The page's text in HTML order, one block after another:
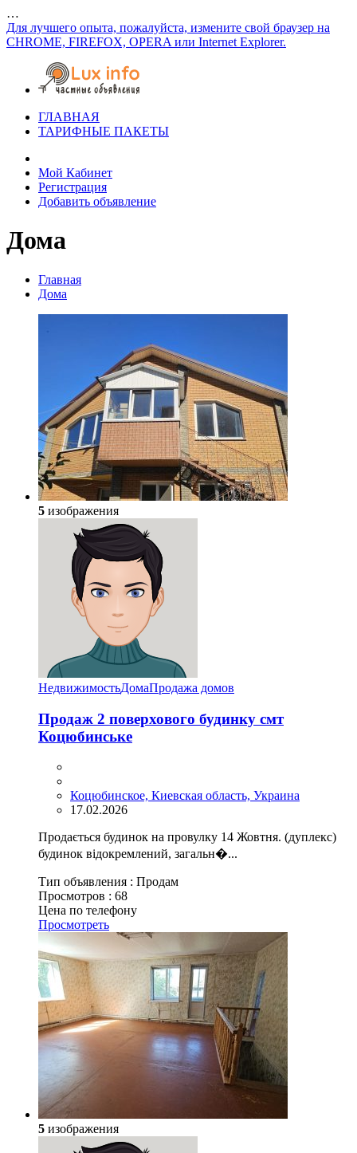
…
Для лучшего опыта, пожалуйста, измените свой браузер на
CHROME, FIREFOX, OPERA или Internet Explorer.
ГЛАВНАЯ
ТАРИФНЫЕ ПАКЕТЫ
Мой Кабинет
Регистрация
Добавить объявление
Дома
Главная
Дома
5 изображения
НедвижимостьДомаПродажа домов
Продаж 2 поверхового будинку смт
Коцюбинське
Коцюбинское, Киевская область, Украина
17.02.2026
Продається будинок на провулку 14 Жовтня. (дуплекс)
будинок відокремлений, загальн�...
Тип объявления : Продам
Просмотров : 68
Цена по телефону
Просмотреть
5 изображения